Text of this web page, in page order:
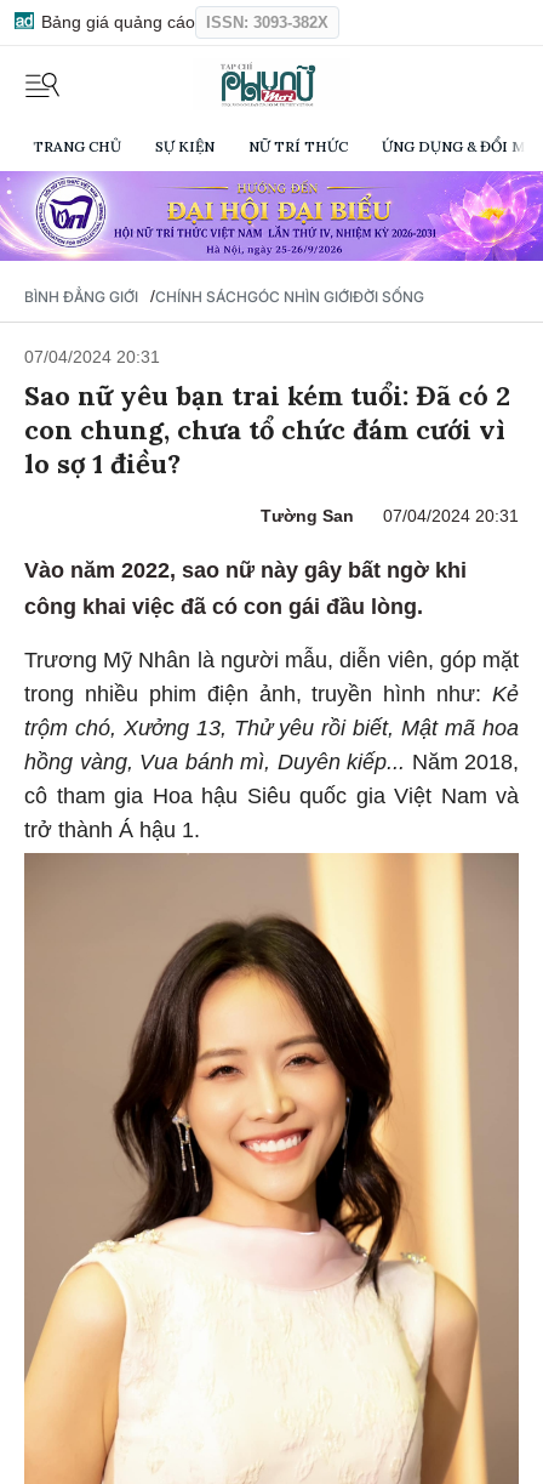
Bảng giá quảng cáo ISSN: 3093-382X
TRANG CHỦ SỰ KIỆN NỮ TRÍ THỨC ỨNG DỤNG & ĐỔI
BÌNH ĐẲNG GIỚI /CHÍNH SÁCHGÓC NHÌN GIỚIĐỜI SỐNG
07/04/2024 20:31
Sao nữ yêu bạn trai kém tuổi: Đã có 2
con chung, chưa tổ chức đám cưới vì
lo sợ 1 điều?
Tường San 07/04/2024 20:31
Vào năm 2022, sao nữ này gây bất ngờ khi
công khai việc đã có con gái đầu lòng.
Trương Mỹ Nhân là người mẫu, diễn viên, góp mặt
trong nhiều phim điện ảnh, truyền hình như: Kẻ
trộm chó, Xưởng 13, Thử yêu rồi biết, Mật mã hoa
hồng vàng, Vua bánh mì, Duyên kiếp... Năm 2018,
cô tham gia Hoa hậu Siêu quốc gia Việt Nam và
trở thành Á hậu 1.